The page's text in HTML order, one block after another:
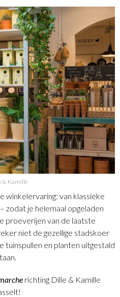
Kamille
winkelervaring: van klassieke
zodat je helemaal opgeladen
proeverijen van de laatste
niet de gezellige stadskoer
tuinspullen en planten uitgestald
richting Dille & Kamille